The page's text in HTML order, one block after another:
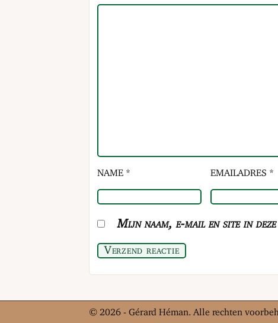
NAME * EMAILADRES *
Mijn naam, e-mail en site in
Verzend reactie
© 2026 - Gérard Héman. Alle rechten